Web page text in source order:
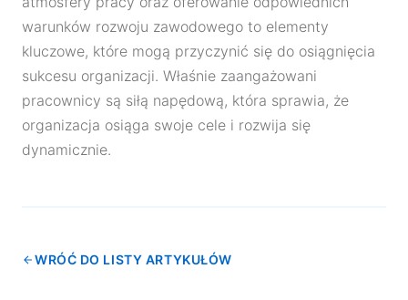
warunków rozwoju zawodowego to elementy
kluczowe, które mogą przyczynić się do osiągnięcia
sukcesu organizacji. Właśnie zaangażowani
pracownicy są siłą napędową, która sprawia, że
organizacja osiąga swoje cele i rozwija się
dynamicznie.
WRÓĆ DO LISTY ARTYKUŁÓW